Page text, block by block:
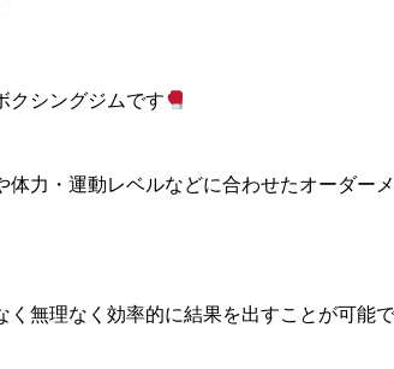
クシングジムです
力・運動レベルなどに合わせたオーダー
無理なく効率的に結果を出すことが可能